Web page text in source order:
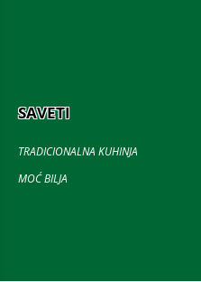
SAVETI
TRADICIONALNA KUHINJA
MOĆ BILJA